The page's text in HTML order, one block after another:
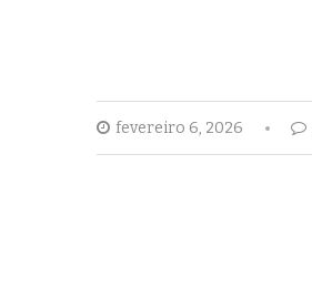
fevereiro 6, 2026